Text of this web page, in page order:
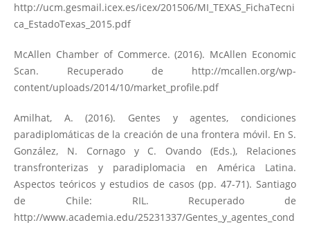
http://ucm.gesmail.icex.es/icex/201506/MI_TEXAS_FichaTecni
ca_EstadoTexas_2015.pdf
McAllen Chamber of Commerce. (2016). McAllen Economic
Scan. Recuperado de http://mcallen.org/wp-
content/uploads/2014/10/market_profile.pdf
Amilhat, A. (2016). Gentes y agentes, condiciones
paradiplomáticas de la creación de una frontera móvil. En S.
González, N. Cornago y C. Ovando (Eds.), Relaciones
transfronterizas y paradiplomacia en América Latina.
Aspectos teóricos y estudios de casos (pp. 47-71). Santiago
de Chile: RIL. Recuperado de
http://www.academia.edu/25231337/Gentes_y_agentes_cond